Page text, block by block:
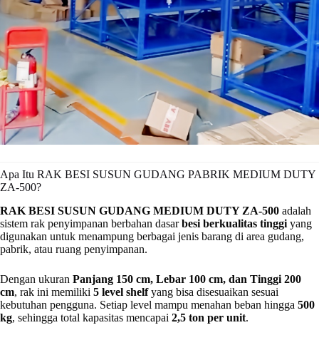
Apa Itu RAK BESI SUSUN GUDANG PABRIK MEDIUM DUTY
ZA-500?
RAK BESI SUSUN GUDANG MEDIUM DUTY ZA-500 adalah
sistem rak penyimpanan berbahan dasarbesi berkualitas tinggi yang
digunakan untuk menampung berbagai jenis barang di area gudang,
pabrik, atau ruang penyimpanan.
Dengan ukuran Panjang 150 cm, Lebar 100 cm, dan Tinggi 200
cm, rak ini memiliki 5 level shelfyang bisa disesuaikan sesuai
kebutuhan pengguna. Setiap level mampu menahan beban hingga 500
kg, sehingga total kapasitas mencapai 2,5 ton per unit.